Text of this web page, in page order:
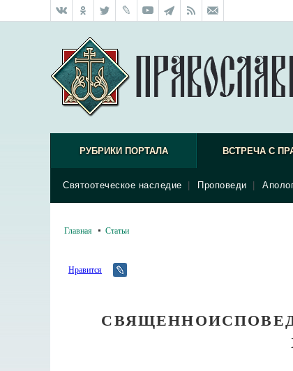
РУБРИКИ ПОРТАЛА ВСТРЕЧА С
Святоотеческое наследие Проповеди
Главная Статьи
Нравится